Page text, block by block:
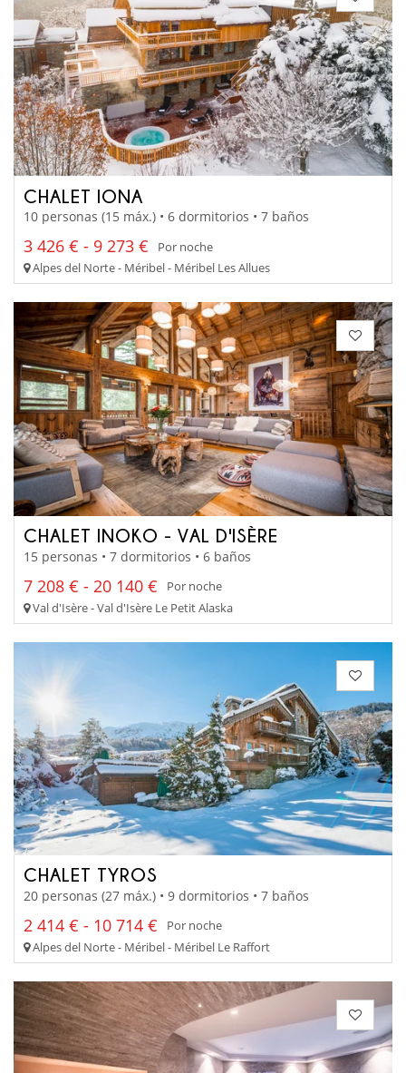
CHALET IONA
10 personas (15 máx.) • 6 dormitorios • 7 baños
3 426 € - 9 273 €
Por noche
Alpes del Norte - Méribel - Méribel Les Allues
CHALET INOKO - VAL D'ISÈRE
15 personas • 7 dormitorios • 6 baños
7 208 € - 20 140 €
Por noche
Val d'Isère - Val d'Isère Le Petit Alaska
CHALET TYROS
20 personas (27 máx.) • 9 dormitorios • 7 baños
2 414 € - 10 714 €
Por noche
Alpes del Norte - Méribel - Méribel Le Raffort